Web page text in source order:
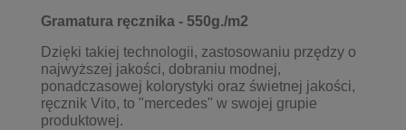
Gramatura ręcznika - 550g./m2
Dzięki takiej technologii, zastosowaniu przędzy o
najwyższej jakości, dobraniu modnej,
ponadczasowej kolorystyki oraz świetnej jakości,
ręcznik Vito, to "mercedes" w swojej grupie
produktowej.